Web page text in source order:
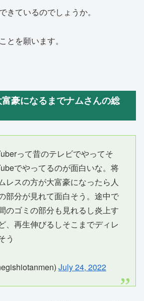
きているのでしょうか。
とを願います。
豪になるまでナムさんの総
って昔のテレビでやってそ
でやってるのが面白いな。将
レスの方が大富豪になったら人
部分が見れて面白そう。途中で
のゴミの部分も見れるし炎上す
、再生伸びるしそこまでディレ
う
July 24, 2022